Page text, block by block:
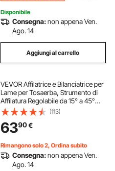
Disponibile
Consegna:non appena Ven.
Ago. 14
Aggiungi al carrello
VEVOR Affilatrice e Bilanciatrice per
Lame per Tosaerba, Strumento di
Affilatura Regolabile da 15° a 45°
con 4 PerniAdattatori, con
Cuscinetti a Sfera e Impugnatura
Allargata da 25 mm
(113)
6390€
Rimangono solo 2, Ordina subito
Consegna:non appena Ven.
Ago. 14